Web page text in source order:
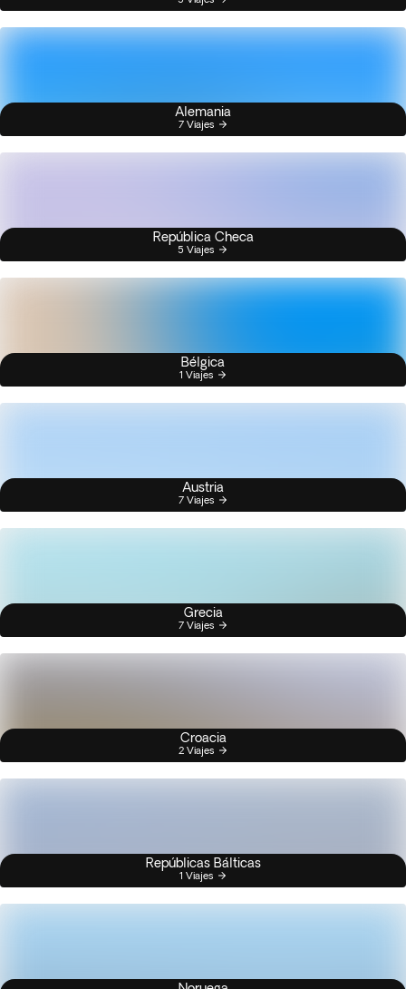
Alemania
7 Viajes
República Checa
5 Viajes
Bélgica
1 Viajes
Austria
7 Viajes
Grecia
7 Viajes
Croacia
2 Viajes
Repúblicas Bálticas
1 Viajes